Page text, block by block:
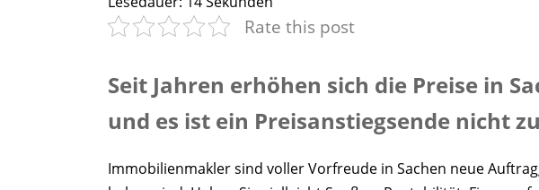
Rate this post
Seit Jahren erhöhen sich die Preise in
und es ist ein Preisanstiegsende nicht
Immobilienmakler sind voller Vorfreude in Sachen neue